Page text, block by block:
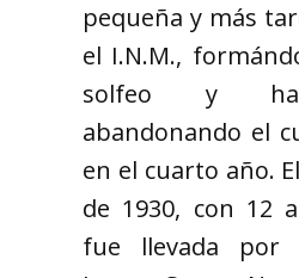
pequeña y más
el I.N.M.,
solfeo y
abandonando el
en el cuarto año.
de 1930, con 12
fue llevada por